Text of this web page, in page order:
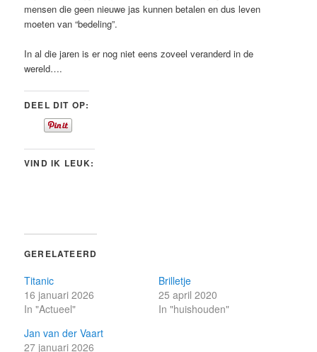
mensen die geen nieuwe jas kunnen betalen en dus leven
moeten van “bedeling”.
In al die jaren is er nog niet eens zoveel veranderd in de
wereld….
DEEL DIT OP:
VIND IK LEUK:
GERELATEERD
Titanic
16 januari 2026
In "Actueel"
Brilletje
25 april 2020
In "huishouden"
Jan van der Vaart
27 januari 2026